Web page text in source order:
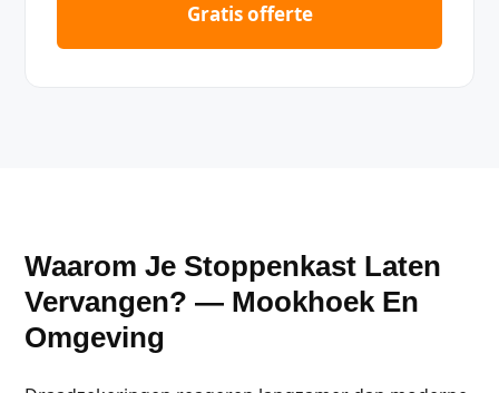
Gratis offerte
Waarom Je Stoppenkast Laten
Vervangen? — Mookhoek En
Omgeving